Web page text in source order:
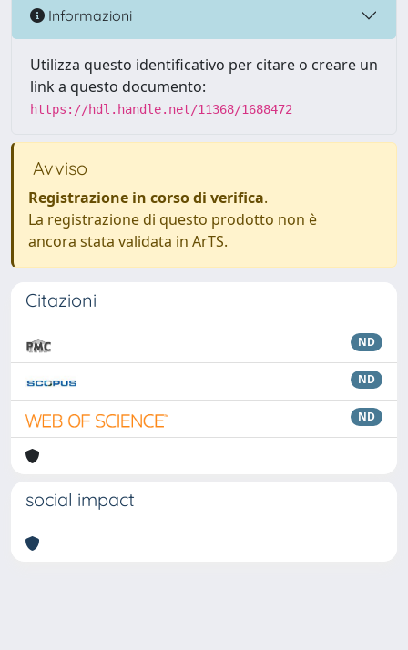
Informazioni
Utilizza questo identificativo per citare o creare un
link a questo documento:
https://hdl.handle.net/11368/1688472
Avviso
Registrazione in corso di verifica.
La registrazione di questo prodotto non è
ancora stata validata in ArTS.
Citazioni
ND
ND
ND
social impact